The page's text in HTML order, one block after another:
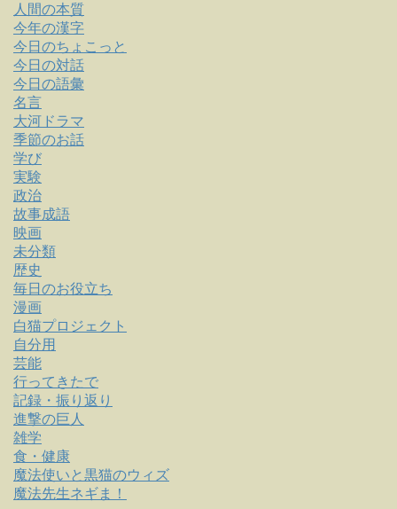
人間の本質
今年の漢字
今日のちょこっと
今日の対話
今日の語彙
名言
大河ドラマ
季節のお話
学び
実験
政治
故事成語
映画
未分類
歴史
毎日のお役立ち
漫画
白猫プロジェクト
自分用
芸能
行ってきたで
記録・振り返り
進撃の巨人
雑学
食・健康
魔法使いと黒猫のウィズ
魔法先生ネギま！